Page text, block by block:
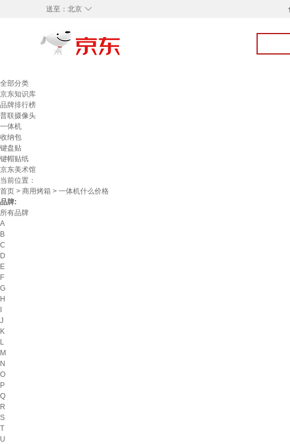
◇
送至： 北京
全部分类
京东知识库
品牌排行榜
普联摄像头
一体机
收纳包
键盘贴
键帽贴纸
京东美术馆
当前位置：
首页 > 商用烤箱 > 一体机什么价格
品牌:
所有品牌
A
B
C
D
E
F
G
H
J
K
L
M
N
O
P
Q
R
S
T
U